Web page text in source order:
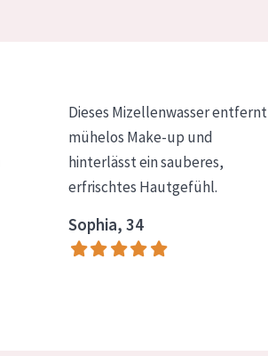
Dieses Mizellenwasser entfernt
mühelos Make-up und
hinterlässt ein sauberes,
erfrischtes Hautgefühl.
Sophia, 34